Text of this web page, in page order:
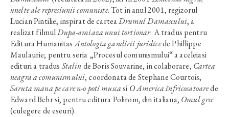
unelte ale represiunii comuniste. Tot in anul 2001, regizorul
Lucian Pintilie, inspirat de carteaDrumul Damascului, a
realizat filmulDupa-amiaza unui tortionar. A tradus pentru
Editura HumanitasAntologia gandirii juridicede Phillippe
Maulaurie; pentru seria „Procesul comunismului“ a aceleiasi
edituri a tradus Stalinde Boris Souvarine, in colaborare, Cartea
neagra a comunismului, coordonata de Stephane Courtois,
Saruta mana pe care n-o poti muscasi O America înfricosatoarede
Edward Behr si, pentru editura Polirom, din italiana, Omul grec
(culegere de eseuri).